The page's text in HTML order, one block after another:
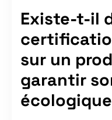
Existe-t-il
sur un
garantir